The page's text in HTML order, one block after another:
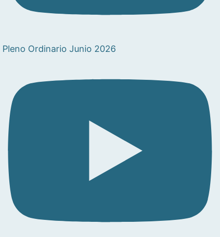
Pleno Ordinario Junio 2026